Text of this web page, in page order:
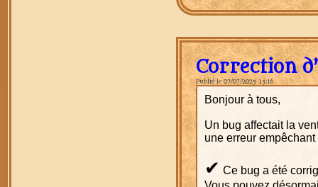
Correction
Publié le 07/07/2025 15:16
Bonjour à tous,
Un bug affectait la
une erreur
✔ Ce bug a été